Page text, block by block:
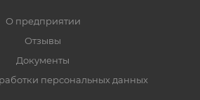
О предприятии
Отзывы
Документы
персональных данных